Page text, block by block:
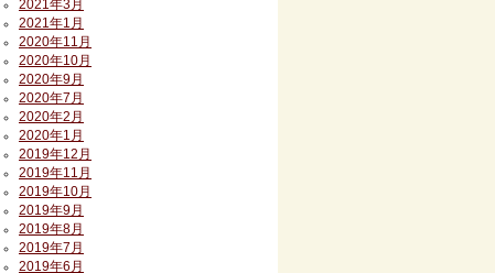
2021年3月
2021年1月
2020年11月
2020年10月
2020年9月
2020年7月
2020年2月
2020年1月
2019年12月
2019年11月
2019年10月
2019年9月
2019年8月
2019年7月
2019年6月